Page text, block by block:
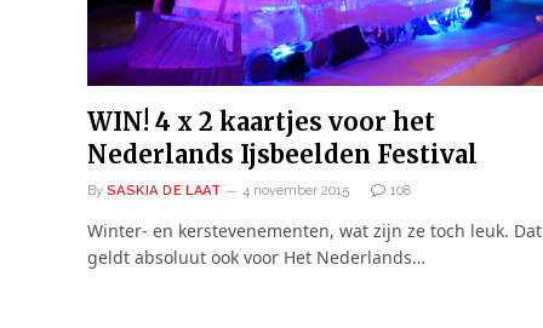
WIN! 4 x 2 kaartjes voor het
Nederlands Ijsbeelden Festival
By SASKIA DE LAAT 4 november 2015 108
Winter- en kerstevenementen, wat zijn ze toch leuk. Dat
geldt absoluut ook voor Het Nederlands…